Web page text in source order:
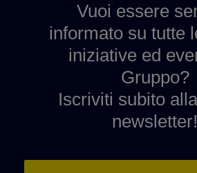
Vuoi essere
informato su tutte
iniziative ed
Gruppo?
Iscriviti subito
newsletter!